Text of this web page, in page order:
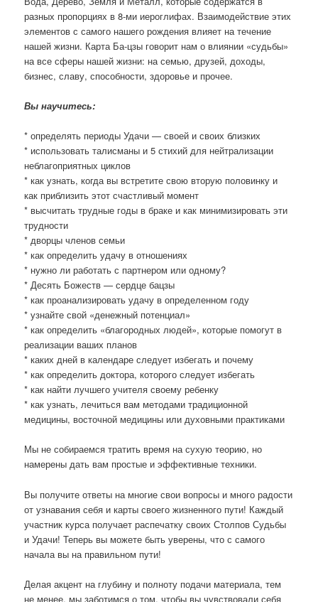
разных пропорциях в 8-ми иероглифах. Взаимодействие этих
элементов с самого нашего рождения влияет на течение
нашей жизни. Карта Ба-цзы говорит нам о влиянии «судьбы»
на все сферы нашей жизни: на семью, друзей, доходы,
бизнес, славу, способности, здоровье и прочее.
Вы научитесь:
* определять периоды Удачи — своей и своих близких
* использовать талисманы и 5 стихий для нейтрализации
неблагоприятных циклов
* как узнать, когда вы встретите свою вторую половинку и
как приблизить этот счастливый момент
* высчитать трудные годы в браке и как минимизировать эти
трудности
* дворцы членов семьи
* как определить удачу в отношениях
* нужно ли работать с партнером или одному?
* Десять Божеств — сердце бацзы
* как проанализировать удачу в определенном году
* узнайте свой «денежный потенциал»
* как определить «благородных людей», которые помогут в
реализации ваших планов
* каких дней в календаре следует избегать и почему
* как определить доктора, которого следует избегать
* как найти лучшего учителя своему ребенку
* как узнать, лечиться вам методами традиционной
медицины, восточной медицины или духовными практиками
Мы не собираемся тратить время на сухую теорию, но
намерены дать вам простые и эффективные техники.
Вы получите ответы на многие свои вопросы и много радости
от узнавания себя и карты своего жизненного пути! Каждый
участник курса получает распечатку своих Столпов Судьбы
и Удачи! Теперь вы можете быть уверены, что с самого
начала вы на правильном пути!
Делая акцент на глубину и полноту подачи материала, тем
не менее, мы заботимся о том, чтобы вы чувствовали себя